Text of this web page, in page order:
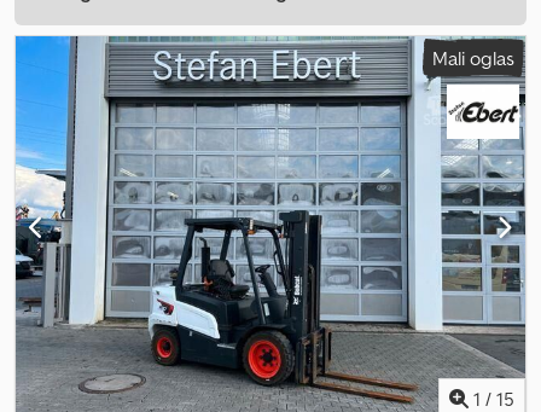
Mali oglas
1 / 15